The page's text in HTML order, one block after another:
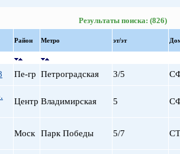
Индивидуальный
Кирпично-Монолитный
Кирпичный
Коттедж
Немецкий
Панельный
Результаты поиска: (826)
Район Метро эт/эт
Пе-гр Петроградская 3/5
Центр Владимирская 5
Моск Парк Победы 5/7 СТ